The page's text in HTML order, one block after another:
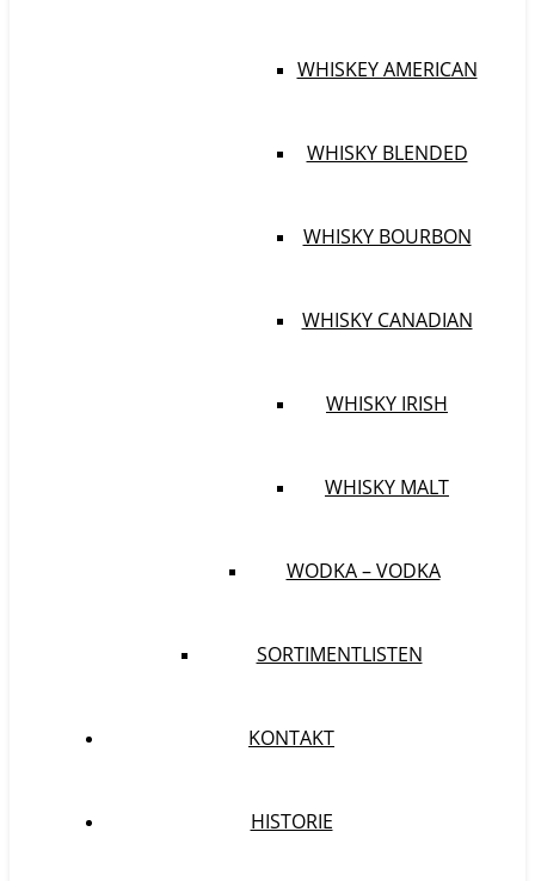
WHISKEY AMERICAN
WHISKY BLENDED
WHISKY BOURBON
WHISKY CANADIAN
WHISKY IRISH
WHISKY MALT
WODKA – VODKA
SORTIMENTLISTEN
KONTAKT
HISTORIE